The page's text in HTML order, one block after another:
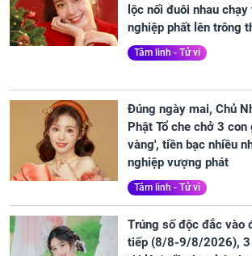
lộc nối đuôi nhau
nghiệp phất lên trông
Tâm linh - Tử vi
Đúng ngày mai, Chủ
Phật Tổ che chở 3
vàng', tiền bạc nhiều
nghiệp vượng phát
Tâm linh - Tử vi
Trúng số độc đắc vào
tiếp (8/8-9/8/2026), 3